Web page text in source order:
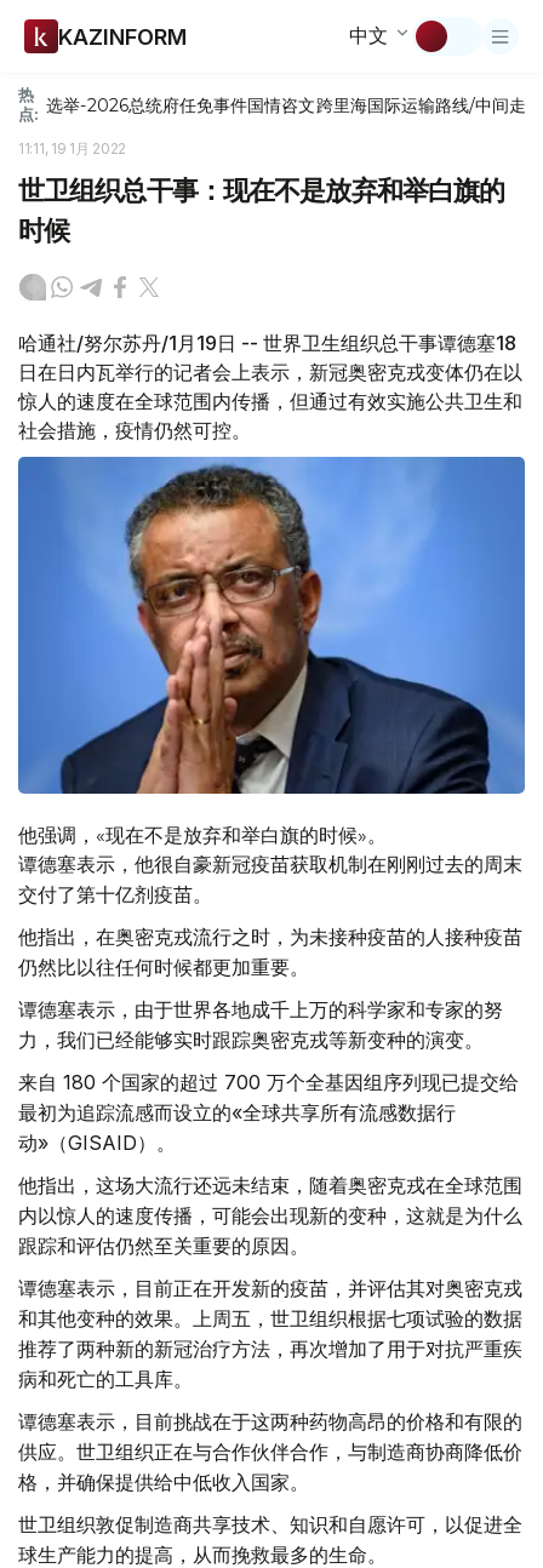
KAZINFORM 中文
热
点: 选举-2026总统府任免事件国情咨文跨里海国际运输路线/中间走廊
11:11, 19 1月 2022
世卫组织总干事：现在不是放弃和举白旗的
时候
哈通社/努尔苏丹/1月19日 -- 世界卫生组织总干事谭德塞18
日在日内瓦举行的记者会上表示，新冠奥密克戎变体仍在以
惊人的速度在全球范围内传播，但通过有效实施公共卫生和
社会措施，疫情仍然可控。
他强调，«现在不是放弃和举白旗的时候»。
谭德塞表示，他很自豪新冠疫苗获取机制在刚刚过去的周末
交付了第十亿剂疫苗。
他指出，在奥密克戎流行之时，为未接种疫苗的人接种疫苗
仍然比以往任何时候都更加重要。
谭德塞表示，由于世界各地成千上万的科学家和专家的努
力，我们已经能够实时跟踪奥密克戎等新变种的演变。
来自 180 个国家的超过 700 万个全基因组序列现已提交给
最初为追踪流感而设立的«全球共享所有流感数据行
动»（GISAID）。
他指出，这场大流行还远未结束，随着奥密克戎在全球范围
内以惊人的速度传播，可能会出现新的变种，这就是为什么
跟踪和评估仍然至关重要的原因。
谭德塞表示，目前正在开发新的疫苗，并评估其对奥密克戎
和其他变种的效果。上周五，世卫组织根据七项试验的数据
推荐了两种新的新冠治疗方法，再次增加了用于对抗严重疾
病和死亡的工具库。
谭德塞表示，目前挑战在于这两种药物高昂的价格和有限的
供应。世卫组织正在与合作伙伴合作，与制造商协商降低价
格，并确保提供给中低收入国家。
世卫组织敦促制造商共享技术、知识和自愿许可，以促进全
球生产能力的提高，从而挽救最多的生命。